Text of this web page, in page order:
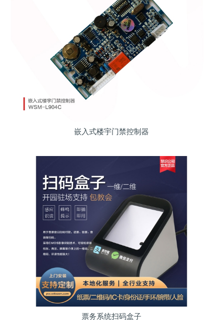
嵌入式楼宇门禁控制器
票务系统扫码盒子